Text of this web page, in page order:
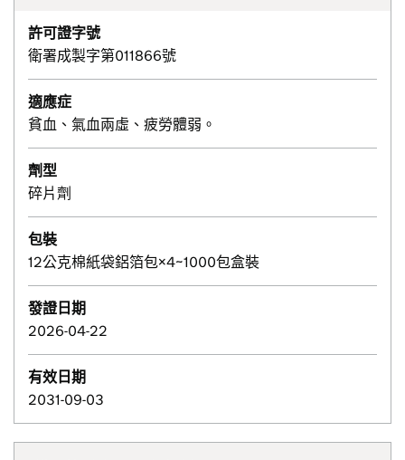
許可證字號
衛署成製字第011866號
適應症
貧血、氣血兩虛、疲勞體弱。
劑型
碎片劑
包裝
12公克棉紙袋鋁箔包×4~1000包盒裝
發證日期
2026-04-22
有效日期
2031-09-03